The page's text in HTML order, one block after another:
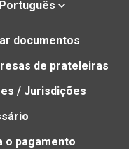
Português
documentos
de prateleiras
/ Jurisdições
o pagamento